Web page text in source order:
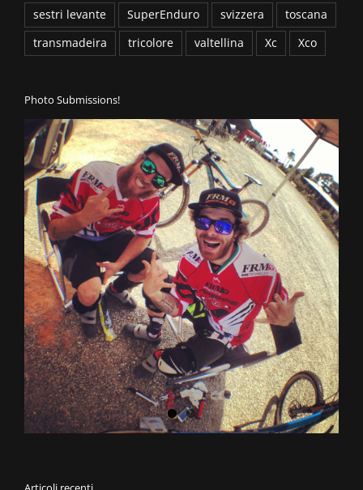
sestri levante
SuperEnduro svizzera
toscana
transmadeira
tricolore valtellina Xc Xco
Photo Submissions!